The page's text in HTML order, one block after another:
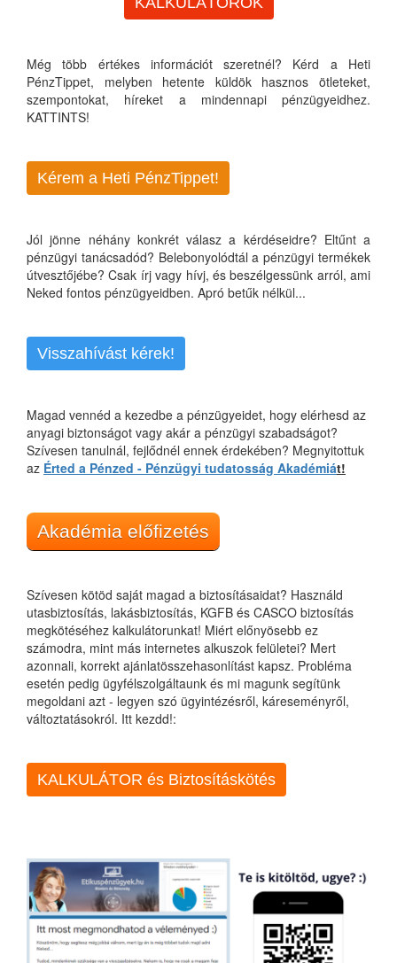
Még több értékes információt szeretnél? Kérd a Heti
PénzTippet, melyben hetente küldök hasznos ötleteket,
szempontokat, híreket a mindennapi pénzügyeidhez.
KATTINTS!
Kérem a Heti PénzTippet!
Jól jönne néhány konkrét válasz a kérdéseidre? Eltűnt a
pénzügyi tanácsadód? Belebonyolódtál a pénzügyi termékek
útvesztőjébe? Csak írj vagy hívj, és beszélgessünk arról, ami
Neked fontos pénzügyeidben. Apró betűk nélkül...
Visszahívást kérek!
Magad vennéd a kezedbe a pénzügyeidet, hogy elérhesd az
anyagi biztonságot vagy akár a pénzügyi szabadságot?
Szívesen tanulnál, fejlődnél ennek érdekében? Megnyitottuk
az Érted a Pénzed - Pénzügyi tudatosság Akadémiát!
Akadémia előfizetés
Szívesen kötöd saját magad a biztosításaidat? Használd
utasbiztosítás, lakásbiztosítás, KGFB és CASCO biztosítás
megkötéséhez kalkulátorunkat! Miért előnyösebb ez
számodra, mint más internetes alkuszok felületei? Mert
azonnali, korrekt ajánlatösszehasonlítást kapsz. Probléma
esetén pedig ügyfélszolgáltaunk és mi magunk segítünk
megoldani azt - legyen szó ügyintézésről, káreseményről,
változtatásokról. Itt kezdd!:
KALKULÁTOR és Biztosításkötés